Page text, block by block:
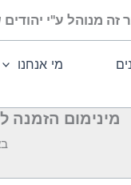
זה מנוהל ע"י
מי אנחנו
מינימום הזמנה